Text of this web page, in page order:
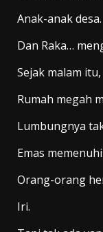
Anak-anak desa.
Dan Raka…
Sejak malam
Rumah megah
Lumbungnya
Emas
Orang-orang
Iri.